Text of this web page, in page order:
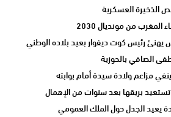
الذخيرة العسكرية
من مونديال 2030
رئيس كوت ديفوار بعيد بلاده الوطني
الصافي بالحوزية
مزاعم ولادة سيدة أمام بوابته
بريقها بعد سنوات من الإهمال
يعيد الجدل حول الملك العمومي